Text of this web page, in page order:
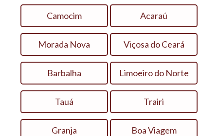
Camocim Acaraú
Morada Nova Viçosa do Ceará
Barbalha Limoeiro do Norte
Tauá Trairi
Granja Boa Viagem